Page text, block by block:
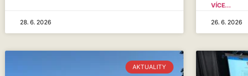
28. 6. 2026
VÍCE...
26. 6. 2026
AKTUALITY